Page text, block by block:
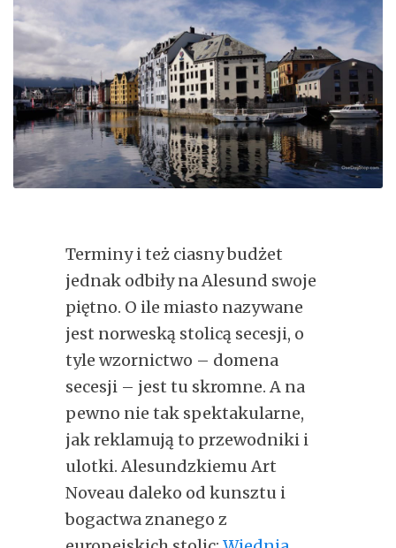
Terminy i też ciasny budżet
jednak odbiły na Alesund swoje
piętno. O ile miasto nazywane
jest norweską stolicą secesji, o
tyle wzornictwo – domena
secesji – jest tu skromne. A na
pewno nie tak spektakularne,
jak reklamują to przewodniki i
ulotki. Alesundzkiemu Art
Noveau daleko od kunsztu i
bogactwa znanego z